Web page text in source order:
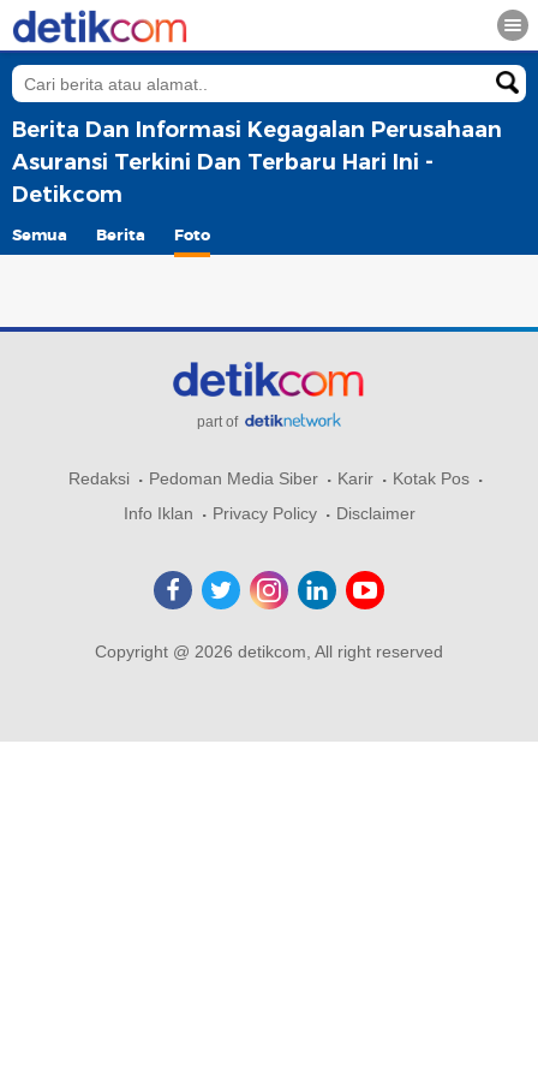
Berita Dan Informasi Kegagalan Perusahaan
Asuransi Terkini Dan Terbaru Hari Ini -
Detikcom
Semua Berita Foto
part of
Redaksi Pedoman Media Siber Karir
Kotak Pos
Info Iklan
Privacy Policy Disclaimer
Copyright @ 2026 detikcom, All right reserved